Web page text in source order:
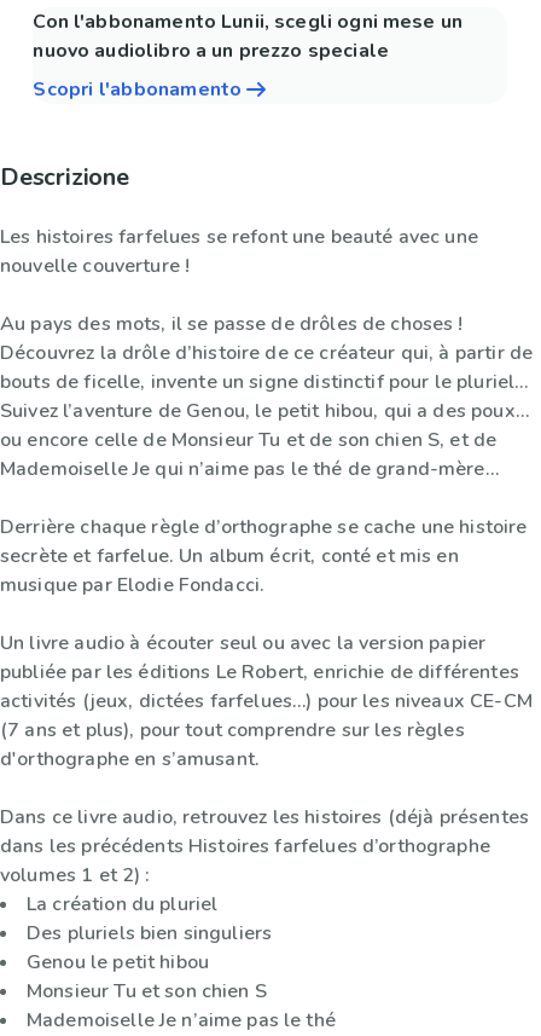
Con l'abbonamento Lunii, scegli ogni mese un
nuovo audiolibro a un prezzo speciale
Scopri l'abbonamento
Descrizione
Les histoires farfelues se refont une beauté avec une
nouvelle couverture !
Au pays des mots, il se passe de drôles de choses !
Découvrez la drôle d’histoire de ce créateur qui, à partir de
bouts de ficelle, invente un signe distinctif pour le pluriel…
Suivez l’aventure de Genou, le petit hibou, qui a des poux…
ou encore celle de Monsieur Tu et de son chien S, et de
Mademoiselle Je qui n’aime pas le thé de grand-mère…
Derrière chaque règle d’orthographe se cache une histoire
secrète et farfelue. Un album écrit, conté et mis en
musique par Elodie Fondacci.
Un livre audio à écouter seul ou avec la version papier
publiée par les éditions Le Robert, enrichie de différentes
activités (jeux, dictées farfelues…) pour les niveaux CE-CM
(7 ans et plus), pour tout comprendre sur les règles
d'orthographe en s’amusant.
Dans ce livre audio, retrouvez les histoires (déjà présentes
dans les précédents Histoires farfelues d’orthographe
volumes 1 et 2) :
La création du pluriel
Des pluriels bien singuliers
Genou le petit hibou
Monsieur Tu et son chien S
Mademoiselle Je n’aime pas le thé